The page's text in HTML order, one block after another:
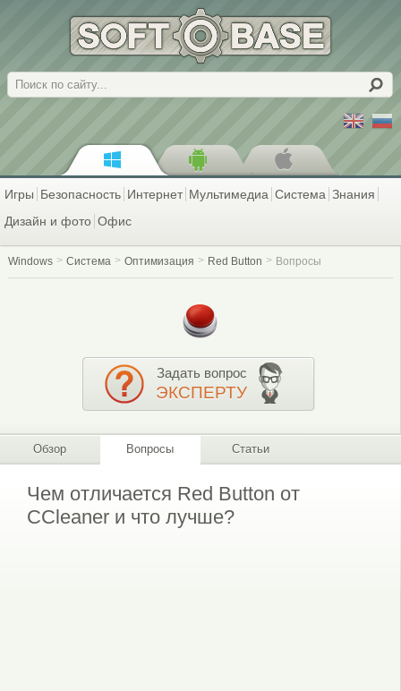
Поиск
Игры Безопасность Интернет Мультимедиа Система Знания
Дизайн и фото Офис
Windows Система Оптимизация Red Button Вопросы
Задать вопрос
ЭКСПЕРТУ
Обзор Вопросы Статьи
Чем отличается Red Button от
CCleaner и что лучше?